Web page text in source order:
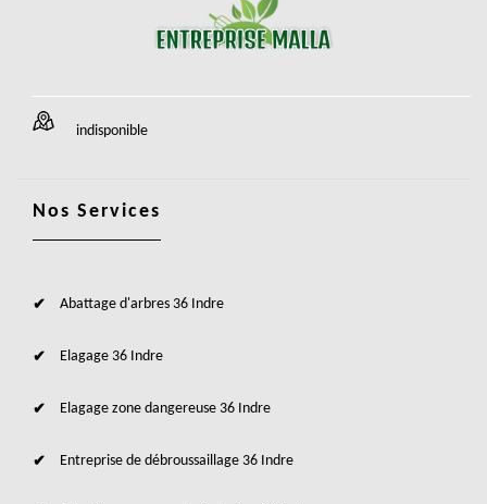
indisponible
Nos Services
Abattage d'arbres 36 Indre
Elagage 36 Indre
Elagage zone dangereuse 36 Indre
Entreprise de débroussaillage 36 Indre